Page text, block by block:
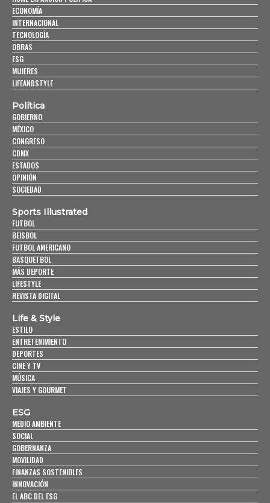
ECONOMÍA
INTERNACIONAL
TECNOLOGÍA
OBRAS
ESG
MUJERES
LIFEANDSTYLE
Política
GOBIERNO
MÉXICO
CONGRESO
CDMX
ESTADOS
OPINIÓN
SOCIEDAD
Sports Illustrated
FUTBOL
BEISBOL
FUTBOL AMERICANO
BASQUETBOL
MÁS DEPORTE
LIFESTYLE
REVISTA DIGITAL
Life & Style
ESTILO
ENTRETENIMIENTO
DEPORTES
CINE Y TV
MÚSICA
VIAJES Y GOURMET
ESG
MEDIO AMBIENTE
SOCIAL
GOBERNANZA
MOVILIDAD
FINANZAS SOSTENIBLES
INNOVACIÓN
EL ABC DEL ESG